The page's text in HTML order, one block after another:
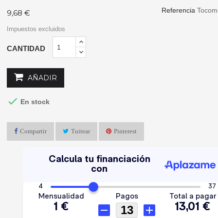
Referencia
9,68 €
Impuestos excluidos
CANTIDAD
AÑADIR
 En stock
Compartir Tuitear Pinterest